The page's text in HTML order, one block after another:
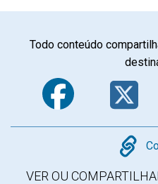
Todo conteúdo
VER OU